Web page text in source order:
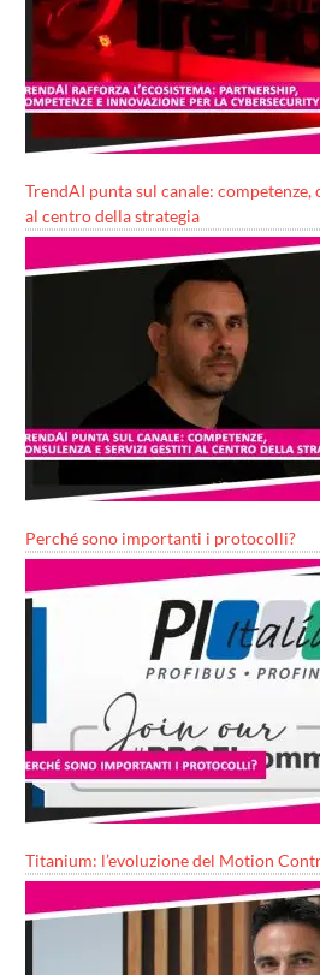
TrendAI punta sul canale: competenze,
al centro della strategia
Perché sono importanti i protocolli?
Titanium: l’evoluzione del Motion